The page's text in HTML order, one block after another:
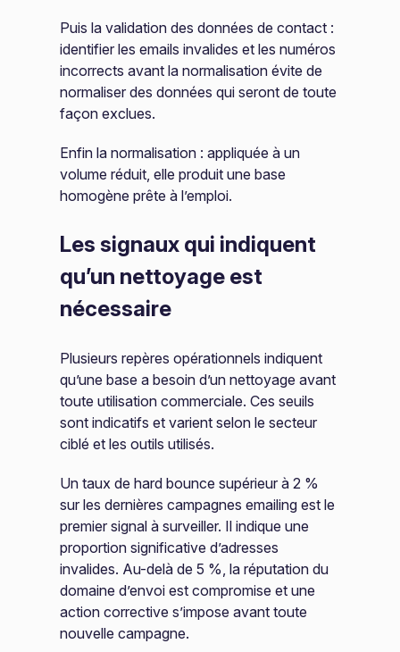
Puis la validation des données de contact :
identifier les emails invalides et les numéros
incorrects avant la normalisation évite de
normaliser des données qui seront de toute
façon exclues.
Enfin la normalisation : appliquée à un
volume réduit, elle produit une base
homogène prête à l’emploi.
Les signaux qui indiquent
qu’un nettoyage est
nécessaire
Plusieurs repères opérationnels indiquent
qu’une base a besoin d’un nettoyage avant
toute utilisation commerciale. Ces seuils
sont indicatifs et varient selon le secteur
ciblé et les outils utilisés.
Un taux de hard bounce supérieur à 2 %
sur les dernières campagnes emailing est le
premier signal à surveiller. Il indique une
proportion significative d’adresses
invalides. Au-delà de 5 %, la réputation du
domaine d’envoi est compromise et une
action corrective s’impose avant toute
nouvelle campagne.